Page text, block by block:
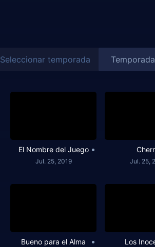
Seleccionar temporada
El Nombre del Juego
Jul. 25, 2019 Jul. 25,
Bueno para el Alma Los